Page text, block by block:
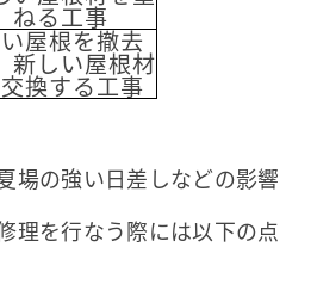
ねる工事
屋根を撤去
新しい屋根材
換する工事
場の強い日差しなどの影響
理を行なう際には以下の点